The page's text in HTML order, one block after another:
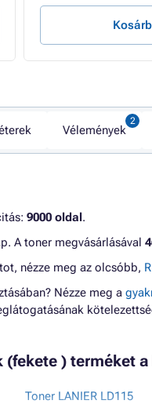
Vélemények
9000 oldal.
A toner megvásárlásával
nézze meg az olcsóbb,
Nézze meg a
(fekete )
Toner LANIER LD115